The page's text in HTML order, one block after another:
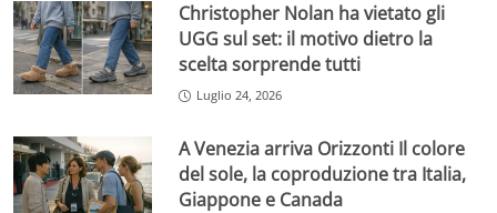
Christopher Nolan ha vietato gli
UGG sul set: il motivo dietro la
scelta sorprende tutti
Luglio 24, 2026
A Venezia arriva Orizzonti Il colore
del sole, la coproduzione tra Italia,
Giappone e Canada